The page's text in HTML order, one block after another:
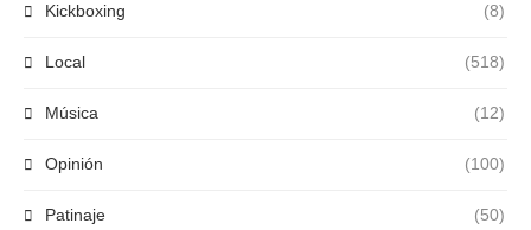
Kickboxing (8)
Local (518)
Música (12)
Opinión (100)
Patinaje (50)